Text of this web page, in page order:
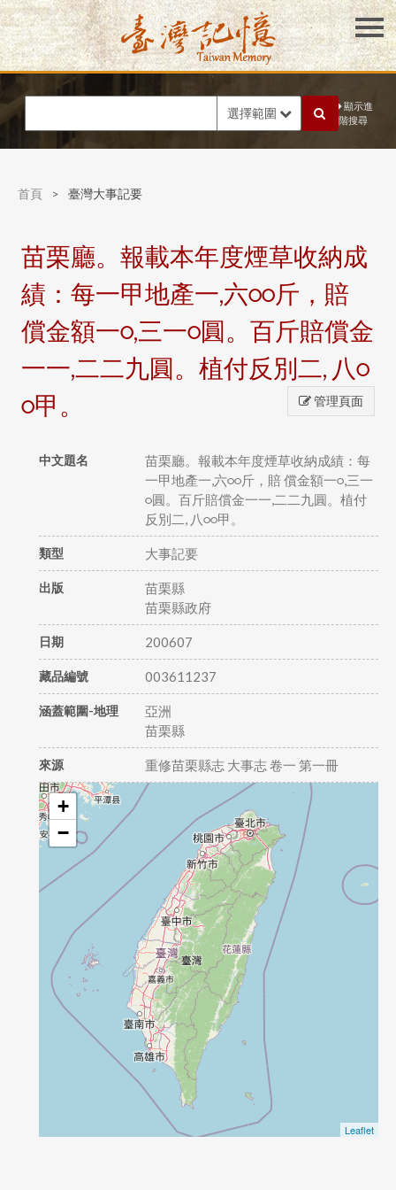
選擇範圍
顯示進
階搜尋
首頁 > 臺灣大事記要
苗栗廳。報載本年度煙草收納成
績：每一甲地產一,六○○斤，賠
償金額一○,三一○圓。百斤賠償金
一一,二二九圓。植付反別二, 八○
○甲。
管理頁面
中文題名
苗栗廳。報載本年度煙草收納成績：每
一甲地產一,六○○斤，賠 償金額一○,三一
○圓。百斤賠償金一一,二二九圓。植付
反別二, 八○○甲。
類型 大事記要
出版
苗栗縣
苗栗縣政府
日期 200607
藏品編號 003611237
涵蓋範圍-地理
亞洲
苗栗縣
來源 重修苗栗縣志 大事志 卷一 第一冊
+
−
Leaflet